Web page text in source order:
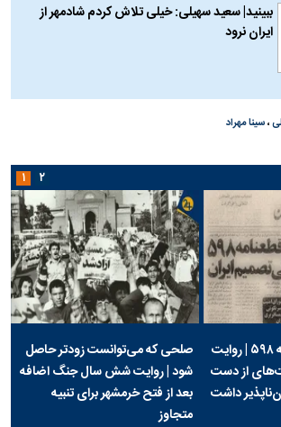
ببینید| سعید سهیلی: خیلی تلاش کردم شادمهر از
ایران نرود
،سینا مهراد
ایران و طلسم قطعنامه ۵۹۸ | روایت
از دست
داشت
صلحی که می‌توانست زودتر حاصل
شود | روایت شش سال جنگ اضافه
بعد از فتح خرمشهر برای تنبیه
متجاوز
۱ ۲